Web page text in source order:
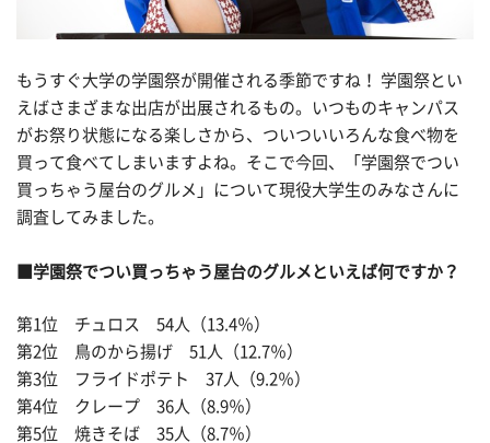
もうすぐ大学の学園祭が開催される季節ですね！ 学園祭とい
えばさまざまな出店が出展されるもの。いつものキャンパス
がお祭り状態になる楽しさから、ついついいろんな食べ物を
買って食べてしまいますよね。そこで今回、「学園祭でつい
買っちゃう屋台のグルメ」について現役大学生のみなさんに
調査してみました。
■学園祭でつい買っちゃう屋台のグルメといえば何ですか？
第1位 チュロス 54人（13.4％）
第2位 鳥のから揚げ 51人（12.7％）
第3位 フライドポテト 37人（9.2％）
第4位 クレープ 36人（8.9％）
第5位 焼きそば 35人（8.7％）